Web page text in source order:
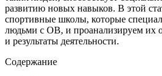
развитию новых навыков. В этой
спортивные школы, которые
людьми с ОВ, и проанализируем их
и результаты деятельности.
Содержание